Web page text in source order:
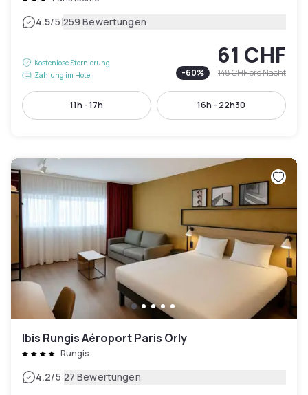
4.5/5|259 Bewertungen
Kostenlose Stornierung
Zahlung im Hotel
61 CHF
-60% 148 CHFpro Nacht
11h - 17h 16h - 22h30
Ibis Rungis Aéroport Paris Orly
Rungis
4.2/5|27 Bewertungen